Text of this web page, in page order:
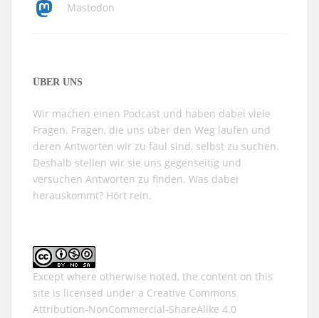
Mastodon
ÜBER UNS
Wir machen einen Podcast und haben dabei viele
Fragen. Fragen, die uns über den Weg laufen und
deren Antworten wir zu faul sind, selbst zu suchen.
Deshalb stellen wir sie uns gegenseitig und
versuchen Antworten zu finden. Was dabei
herauskommt? Hört rein.
Except where otherwise noted, the content on this
site is licensed under a Creative Commons
Attribution-NonCommercial-ShareAlike 4.0